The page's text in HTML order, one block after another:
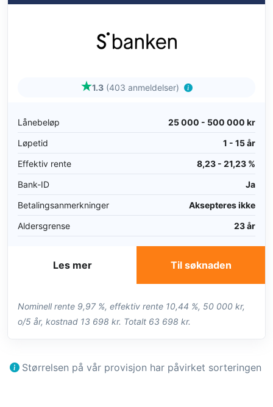
1.3 (403 anmeldelser)
Lånebeløp
25 000 - 500 000 kr
Løpetid
1 - 15 år
Effektiv rente
8,23 - 21,23 %
Bank-ID
Ja
Betalingsanmerkninger
Aksepteres ikke
Aldersgrense
23 år
Til søknaden
Les mer
Nominell rente 9,97 %, effektiv rente 10,44 %, 50 000 kr,
o/5 år, kostnad 13 698 kr. Totalt 63 698 kr.
Størrelsen på vår provisjon har påvirket sorteringen